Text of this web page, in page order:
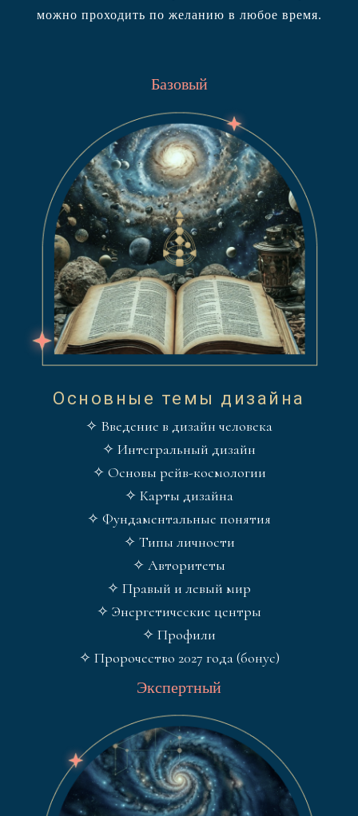
можно проходить по желанию в любое время.
Базовый
Основные темы дизайна
✧ Введение в дизайн человека
✧ Интегральный дизайн
✧ Основы рейв-космологии
✧ Карты дизайна
✧ Фундаментальные понятия
✧ Типы личности
✧ Авторитеты
✧ Правый и левый мир
✧ Энергетические центры
✧ Профили
✧ Пророчество 2027 года (бонус)
Экспертный